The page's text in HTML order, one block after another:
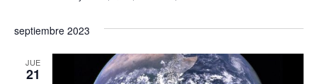
septiembre 2023
JUE
21